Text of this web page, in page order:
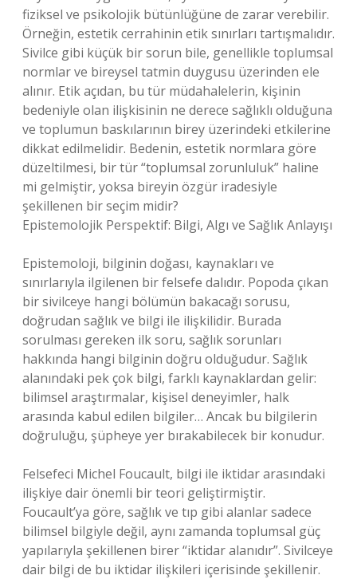
fiziksel ve psikolojik bütünlüğüne de zarar verebilir.
Örneğin, estetik cerrahinin etik sınırları tartışmalıdır.
Sivilce gibi küçük bir sorun bile, genellikle toplumsal
normlar ve bireysel tatmin duygusu üzerinden ele
alınır. Etik açıdan, bu tür müdahalelerin, kişinin
bedeniyle olan ilişkisinin ne derece sağlıklı olduğuna
ve toplumun baskılarının birey üzerindeki etkilerine
dikkat edilmelidir. Bedenin, estetik normlara göre
düzeltilmesi, bir tür “toplumsal zorunluluk” haline
mi gelmiştir, yoksa bireyin özgür iradesiyle
şekillenen bir seçim midir?
Epistemolojik Perspektif: Bilgi, Algı ve Sağlık Anlayışı
Epistemoloji, bilginin doğası, kaynakları ve
sınırlarıyla ilgilenen bir felsefe dalıdır. Popoda çıkan
bir sivilceye hangi bölümün bakacağı sorusu,
doğrudan sağlık ve bilgi ile ilişkilidir. Burada
sorulması gereken ilk soru, sağlık sorunları
hakkında hangi bilginin doğru olduğudur. Sağlık
alanındaki pek çok bilgi, farklı kaynaklardan gelir:
bilimsel araştırmalar, kişisel deneyimler, halk
arasında kabul edilen bilgiler… Ancak bu bilgilerin
doğruluğu, şüpheye yer bırakabilecek bir konudur.
Felsefeci Michel Foucault, bilgi ile iktidar arasındaki
ilişkiye dair önemli bir teori geliştirmiştir.
Foucault’ya göre, sağlık ve tıp gibi alanlar sadece
bilimsel bilgiyle değil, aynı zamanda toplumsal güç
yapılarıyla şekillenen birer “iktidar alanıdır”. Sivilceye
dair bilgi de bu iktidar ilişkileri içerisinde şekillenir.